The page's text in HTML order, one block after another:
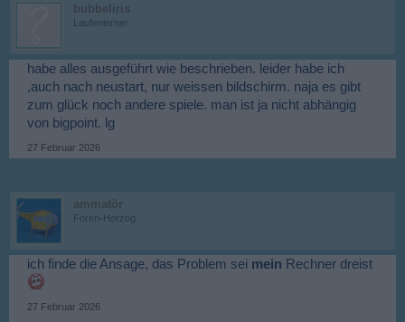
bubbeliris
Laufenlerner
habe alles ausgeführt wie beschrieben. leider habe ich
,auch nach neustart, nur weissen bildschirm. naja es gibt
zum glück noch andere spiele. man ist ja nicht abhängig
von bigpoint. lg
27 Februar 2026
ammatör
Foren-Herzog
ich finde die Ansage, das Problem sei mein Rechner dreist
27 Februar 2026